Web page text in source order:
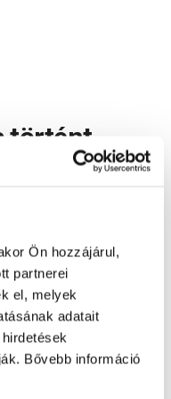
Ön hozzájárul,
partnerei
el, melyek
adatait
Bővebb információ
történt